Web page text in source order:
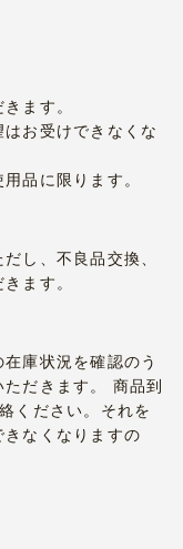
ます。
お受けできなくな
品に限ります。
し、不良品交換、
ます。
庫状況を確認のう
だきます。 商品到
ください。それを
なくなりますの